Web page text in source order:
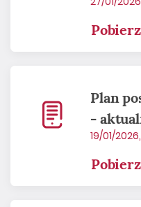
Pobierz
Plan
-
19/01/
Pobierz